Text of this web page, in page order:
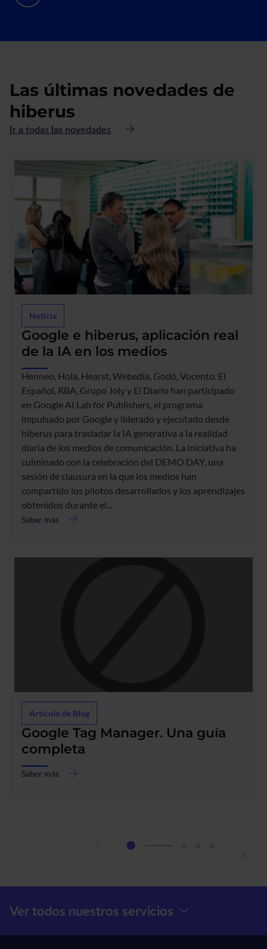
Las últimas novedades de
hiberus
Ir a todas las novedades
Google e hiberus, aplicación real
de la IA en los medios
Noticia
Henneo, Hola, Hearst, Webedia, Godó, Vocento, El
Español, RBA, Grupo Joly y El Diario han participado
en Google AI Lab for Publishers, el programa
impulsado por Google y liderado y ejecutado desde
hiberus para trasladar la IA generativa a la realidad
diaria de los medios de comunicación. La iniciativa ha
culminado con la celebración del DEMO DAY, una
sesión de clausura en la que los medios han
compartido los pilotos desarrollados y los aprendizajes
obtenidos durante el...
Saber más
acerca
Google
e
hiberus,
aplicación
real
IA
Google Tag Manager. Una guía
completa
Artículo de Blog
Saber más
acerca
Menú Prefooter
Ver todos nuestros servicios